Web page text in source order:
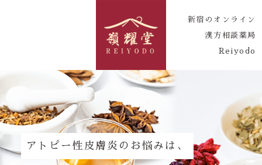
新宿のオンライン
漢方相談薬局
Reiyodo
アトピー性皮膚炎のお悩みは、